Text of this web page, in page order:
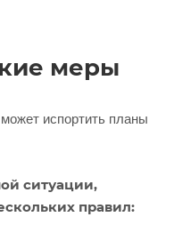
меры
испортить планы
ситуации,
правил: